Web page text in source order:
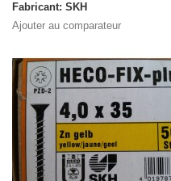
Fabricant: SKH
Ajouter au comparateur